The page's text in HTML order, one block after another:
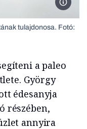
Zentai
tulajdonosa. Fotó:
a paleo
György
édesanyja
részében,
annyira